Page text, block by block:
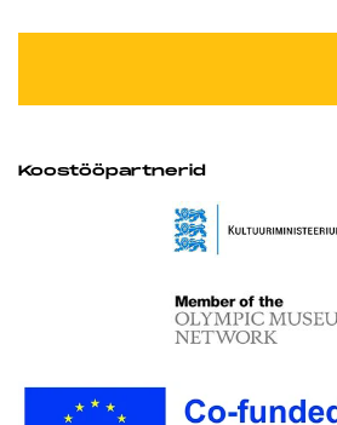
Koostööpartnerid